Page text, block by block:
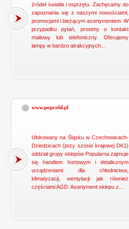
źródeł światła i osprzętu. Zachęcamy do
zapoznania się z naszymi nowościami,
promocjami i bieżącym asortymentem. W
przypadku pytań, prosimy o kontakt
mailowy lub telefoniczny. Oferujemy
lampy w bardzo atrakcyjnych...
www.popcold.pl
Ulokowany na Śląsku w Czechowicach-
Dziedzicach (przy szosie krajowej DK1)
oddział grupy sklepów Popularna zajmuje
się handlem hurtowym i detalicznym
urządzeniami dla chłodnictwa,
klimatyzacji, wentylacji jak również
częściami AGD. Asortyment sklepu z...